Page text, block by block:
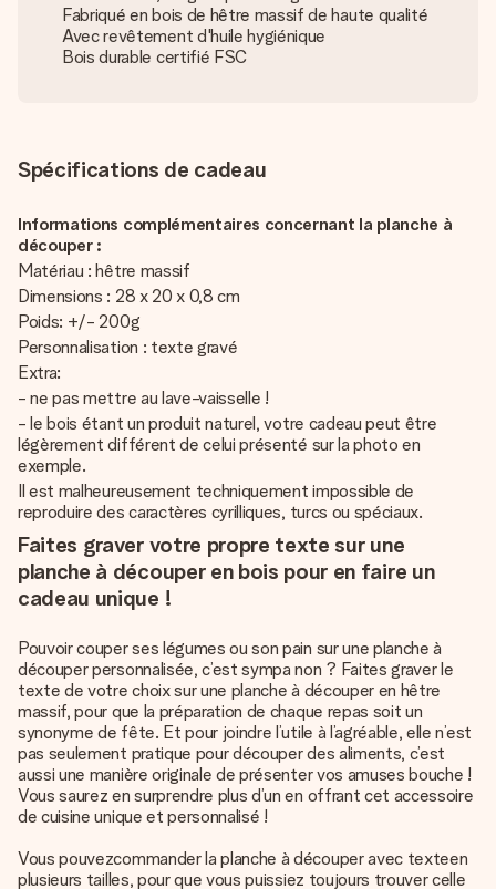
Fabriqué en bois de hêtre massif de haute qualité
Avec revêtement d'huile hygiénique
Bois durable certifié FSC
Spécifications de cadeau
Informations complémentaires concernant la planche à
découper :
Matériau : hêtre massif
Dimensions : 28 x 20 x 0,8 cm
Poids: +/- 200g
Personnalisation : texte gravé
Extra:
- ne pas mettre au lave-vaisselle !
- le bois étant un produit naturel, votre cadeau peut être
légèrement différent de celui présenté sur la photo en
exemple.
Il est malheureusement techniquement impossible de
reproduire des caractères cyrilliques, turcs ou spéciaux.
Faites graver votre propre texte sur une
planche à découper en bois pour en faire un
cadeau unique !
Pouvoir couper ses légumes ou son pain sur une planche à
découper personnalisée, c’est sympa non ? Faites graver le
texte de votre choix sur une planche à découper en hêtre
massif, pour que la préparation de chaque repas soit un
synonyme de fête. Et pour joindre l’utile à l’agréable, elle n’est
pas seulement pratique pour découper des aliments, c’est
aussi une manière originale de présenter vos amuses bouche !
Vous saurez en surprendre plus d’un en offrant cet accessoire
de cuisine unique et personnalisé !
Vous pouvezcommander la planche à découper avec texteen
plusieurs tailles, pour que vous puissiez toujours trouver celle